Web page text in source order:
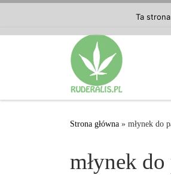
Strona główna » młynek do
młynek
Ta